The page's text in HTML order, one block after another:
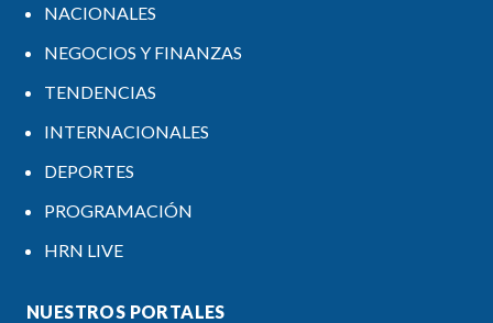
NACIONALES
NEGOCIOS Y FINANZAS
TENDENCIAS
INTERNACIONALES
DEPORTES
PROGRAMACIÓN
HRN LIVE
NUESTROS PORTALES